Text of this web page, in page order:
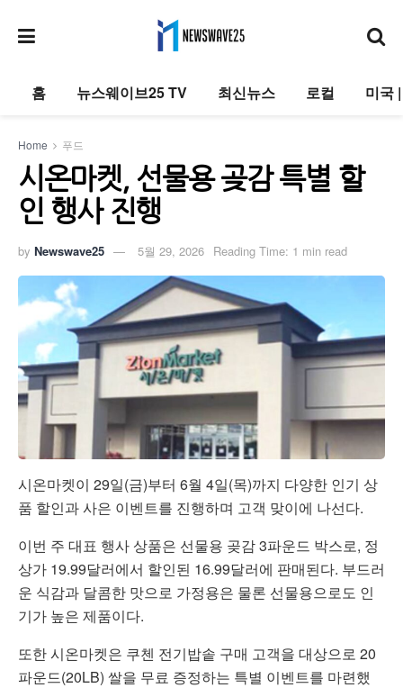
홈 뉴스웨이브25 TV 최신뉴스 로컬 미국
Home 푸드
시온마켓, 선물용 곶감 특별 할
인 행사 진행
by Newswave25 5월 29, 2026 Reading Time: 1 min read
시온마켓이 29일(금)부터 6월 4일(목)까지 다양한 인기 상
품 할인과 사은 이벤트를 진행하며 고객 맞이에 나선다.
이번 주 대표 행사 상품은 선물용 곶감 3파운드 박스로, 정
상가 19.99달러에서 할인된 16.99달러에 판매된다. 부드러
운 식감과 달콤한 맛으로 가정용은 물론 선물용으로도 인
기가 높은 제품이다.
또한 시온마켓은 쿠첸 전기밥솥 구매 고객을 대상으로 20
파운드(20LB) 쌀을 무료 증정하는 특별 이벤트를 마련했